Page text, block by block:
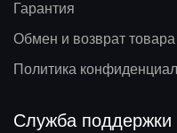
Гарантия
Обмен и возврат товара
Политика
Служба поддержки